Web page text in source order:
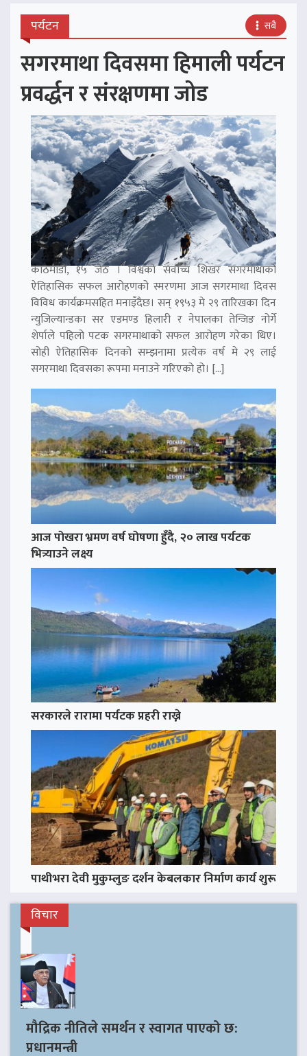
पर्यटन सबै
सगरमाथा दिवसमा हिमाली पर्यटन
प्रवर्द्धन र संरक्षणमा जोड
काठमाडौं, १५ जेठ । विश्वको सर्वोच्च शिखर सगरमाथाको
ऐतिहासिक सफल आरोहणको स्मरणमा आज सगरमाथा दिवस
विविध कार्यक्रमसहित मनाइँदैछ। सन् १९५३ मे २९ तारिखका दिन
न्युजिल्यान्डका सर एडमण्ड हिलारी र नेपालका तेन्जिङ नोर्गे
शेर्पाले पहिलो पटक सगरमाथाको सफल आरोहण गरेका थिए।
सोही ऐतिहासिक दिनको सम्झनामा प्रत्येक वर्ष मे २९ लाई
सगरमाथा दिवसका रूपमा मनाउने गरिएको हो। […]
आज पोखरा भ्रमण वर्ष घोषणा हुँदै, २० लाख पर्यटक
भित्र्याउने लक्ष्य
सरकारले रारामा पर्यटक प्रहरी राख्ने
पाथीभरा देवी मुकुम्लुङ दर्शन केबलकार निर्माण कार्य शुरू
विचार
मौद्रिक नीतिले समर्थन र स्वागत पाएको छ:
प्रधानमन्त्री